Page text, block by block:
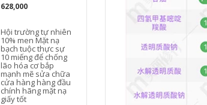
628,000
Hội trường tự nhiên
10% men Mặt nạ
bạch tuộc thực sự
10 miếng để chống
lão hóa cơ bắp
mạnh mẽ sửa chữa
cửa hàng hàng đầu
chính hãng mặt nạ
giấy tốt
680,000
Kem dưỡng ẩm Bột
Deep Hydrating
Sửa chữa Sửa chữa
sáng da Màu da
mặt nạ trị nám